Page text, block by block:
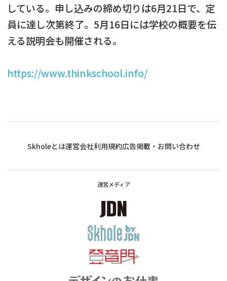
している。申し込みの締め切りは6月21日で、定
員に達し次第終了。5月16日には学校の概要を伝
える説明会も開催される。
https://www.thinkschool.info/
Skholeとは運営会社利用規約広告掲載・お問い合わせ
運営メディア